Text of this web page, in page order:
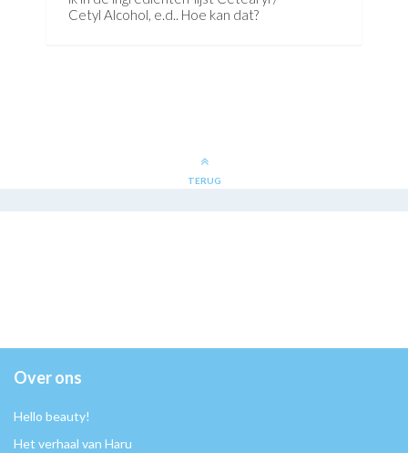
Cetyl Alcohol, e.d.. Hoe kan dat?
TERUG
Over ons
Hello beauty!
Het verhaal van Haru